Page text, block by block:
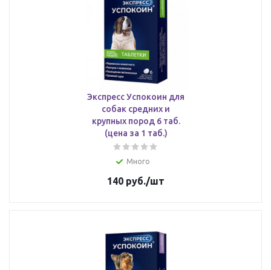
Экспресс Успокоин для
собак средних и
крупных пород 6 таб.
(цена за 1 таб.)
Много
140 руб./шт